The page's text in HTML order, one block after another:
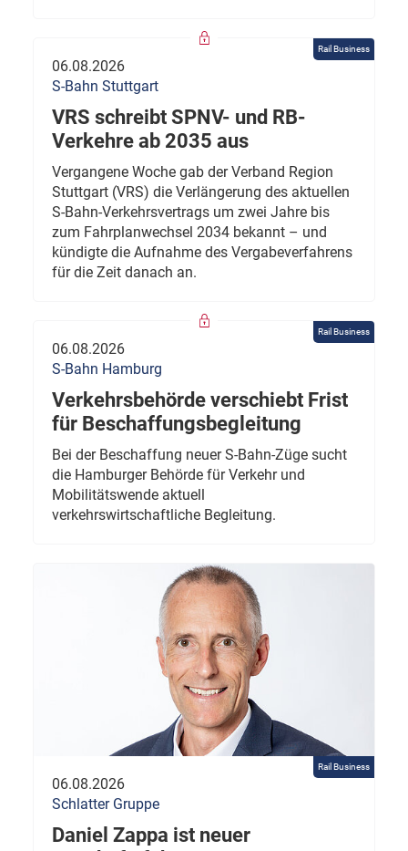
Rail Business
06.08.2026
S-Bahn Stuttgart
VRS schreibt SPNV- und RB-
Verkehre ab 2035 aus
Vergangene Woche gab der Verband Region
Stuttgart (VRS) die Verlängerung des aktuellen
S-Bahn-Verkehrsvertrags um zwei Jahre bis
zum Fahrplanwechsel 2034 bekannt – und
kündigte die Aufnahme des Vergabeverfahrens
für die Zeit danach an.
Rail Business
06.08.2026
S-Bahn Hamburg
Verkehrsbehörde verschiebt Frist
für Beschaffungsbegleitung
Bei der Beschaffung neuer S-Bahn-Züge sucht
die Hamburger Behörde für Verkehr und
Mobilitätswende aktuell
verkehrswirtschaftliche Begleitung.
Rail Business
06.08.2026
Schlatter Gruppe
Daniel Zappa ist neuer